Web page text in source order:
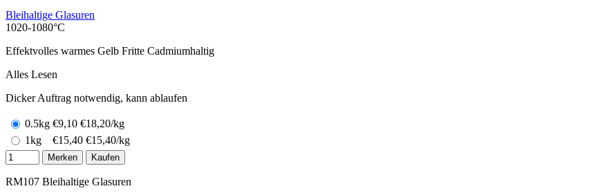
Bleihaltige Glasuren
1020-1080°C
Effektvolles warmes Gelb Fritte Cadmiumhaltig
Alles Lesen
Dicker Auftrag notwendig, kann ablaufen
0.5kg €9,10 €18,20/kg
1kg
€15,40 €15,40/kg
Merken Kaufen
RM107 Bleihaltige Glasuren